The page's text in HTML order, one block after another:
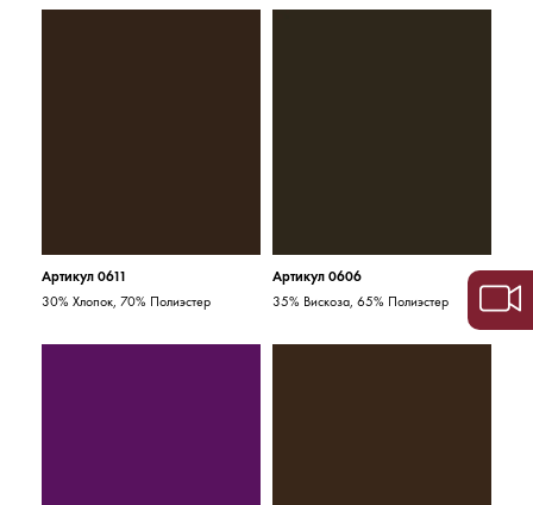
Артикул 0611
30% Хлопок, 70% Полиэстер
Артикул 0606
35% Вискоза, 65% Полиэстер